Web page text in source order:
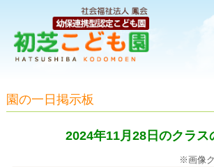
園の一日掲示板
2024年11月28日のクラス
※画像